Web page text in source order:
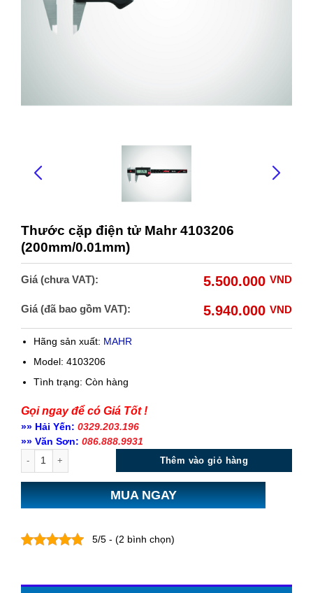
Thước cặp điện tử Mahr 4103206
(200mm/0.01mm)
Giá (chưa VAT): 5.500.000 VND
Giá (đã bao gồm VAT): 5.940.000 VND
Hãng sản xuất: MAHR
Model: 4103206
Tình trạng: Còn hàng
Gọi ngay để có Giá Tốt !
»» Hải Yến: 0329.203.196
»» Văn Sơn: 086.888.9931
Thêm vào giỏ hàng
MUA NGAY
5/5 - (2 bình chọn)